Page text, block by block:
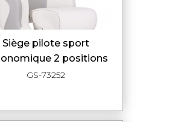
siège pilote sport
2 positions
GS-73252